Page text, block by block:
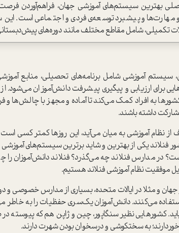
بهترین سیستم‌های آموزشی جهان، فراهم‌آوردن
مهارت‌ها و پیشبرد توسعه‌ی فردی و اجتماعی است. این
تکمیلی، شامل مقاطع مختلف مانند دوره‌های
سیستم آموزشی شامل برنامه‌های تحصیلی، منابع
برای ارزیابی و پیگیری پیشرفت دانش‌آموزان می‌شود.
به افراد کمک می‌کند تا آماده و مجهز با
داشته باشند.
نظام آموزشی به میان می‌آید، این روزها کمتر کسی است
فنلاند یکی از بهترین و شاید برترین سیستم‌های آموزشی
در مدارس فنلاند چه می‌گذرد؟ فنلاند دانش‌آموزان را
موفقیت نظام آموزشی فنلاند هستیم.
جهان و مثلا در ایالات متحده، بسیاری از مدارس خصوصی
می‌کنند. دانش‌آموزان یک‌سری حفظیات را به خاطر
کشورهایی نظیر سنگاپور، چین و ژاپن هم که پیوسته
به سختکوشی و درسخوان بودن شهرت دارند.